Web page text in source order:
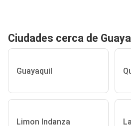
Ciudades cerca de
Guayaquil
Limon Indanza